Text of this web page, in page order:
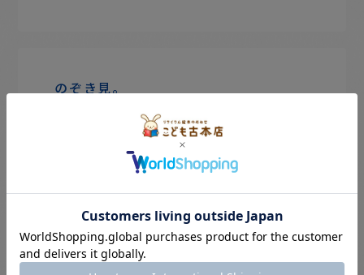
のぞき見。